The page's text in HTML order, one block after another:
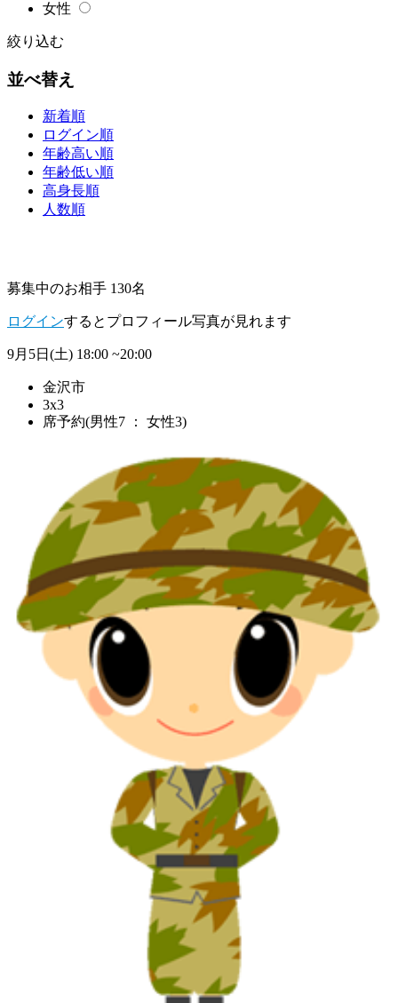
女性
絞り込む
並べ替え
新着順
ログイン順
年齢高い順
年齢低い順
高身長順
人数順
募集中のお相手 130名
ログインするとプロフィール写真が見れます
9月5日(土) 18:00 ~20:00
金沢市
3x3
席予約(男性7 ： 女性3)